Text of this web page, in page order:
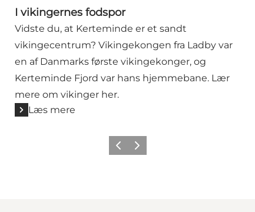
I vikingernes fodspor
Vidste du, at Kerteminde er et sandt
vikingecentrum? Vikingekongen fra Ladby var
en af Danmarks første vikingekonger, og
Kerteminde Fjord var hans hjemmebane. Lær
mere om vikinger her.
Læs mere
ForrigeNæste